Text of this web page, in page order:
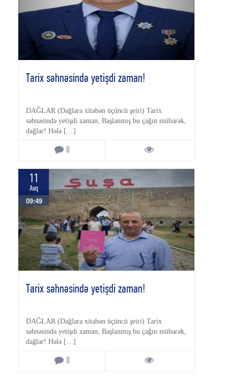
Tarix səhnəsində yetişdi zaman!
DAĞLAR (Dağlara xitabən üçüncü şeiri) Tarix
səhnəsində yetişdi zaman, Başlanmış bu çağın mübarək,
dağlar! Hələ […]
0
11
Avq
09:49
Tarix səhnəsində yetişdi zaman!
DAĞLAR (Dağlara xitabən üçüncü şeiri) Tarix
səhnəsində yetişdi zaman, Başlanmış bu çağın mübarək,
dağlar! Hələ […]
0